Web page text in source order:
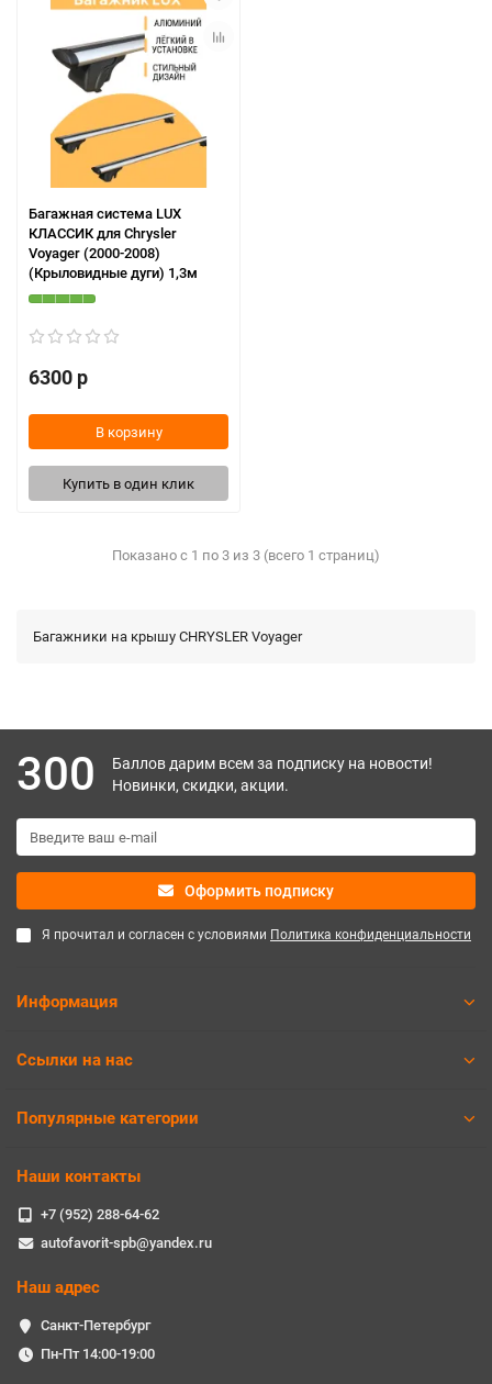
Багажная система LUX
КЛАССИК для Chrysler
Voyager (2000-2008)
(Крыловидные дуги) 1,3м
6300 р
В корзину
Купить в один клик
Показано с 1 по 3 из 3 (всего 1 страниц)
Багажники на крышу CHRYSLER Voyager
300
Баллов дарим всем за подписку на новости!
Новинки, скидки, акции.
Оформить подписку
Я прочитал и согласен с условиями Политика конфиденциальности
Информация
Ссылки на нас
Популярные категории
Наши контакты
+7 (952) 288-64-62
autofavorit-spb@yandex.ru
Наш адрес
Санкт-Петербург
Пн-Пт 14:00-19:00